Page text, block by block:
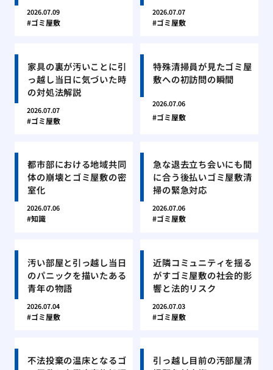
2026.07.09
ゴミ屋敷
2026.07.07
ゴミ屋敷
家具の裏が汚いことに引
っ越し当日に気づいた時
の対処法解説
2026.07.07
ゴミ屋敷
特殊清掃員が見たゴミ屋
敷への初訪問の瞬間
2026.07.06
ゴミ屋敷
都市部における地域共同
体の崩壊とゴミ屋敷の密
室化
2026.07.06
知識
急な退去立ち会いにも間
に合う後払いゴミ屋敷清
掃の緊急対応
2026.07.06
ゴミ屋敷
汚い部屋と引っ越し当日
のパニックを描いたある
青年の物語
2026.07.04
ゴミ屋敷
近隣コミュニティを揺る
がすゴミ屋敷の社会的影
響と法的リスク
2026.07.03
ゴミ屋敷
不法投棄の温床となるゴ
引っ越し目前の汚部屋清